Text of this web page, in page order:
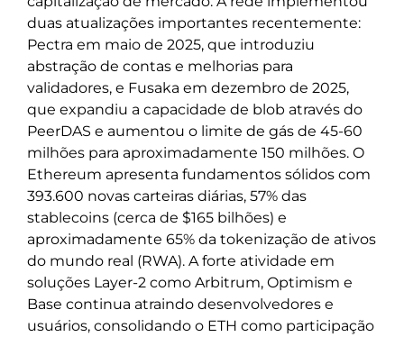
duas atualizações importantes recentemente:
Pectra em maio de 2025, que introduziu
abstração de contas e melhorias para
validadores, e Fusaka em dezembro de 2025,
que expandiu a capacidade de blob através do
PeerDAS e aumentou o limite de gás de 45-60
milhões para aproximadamente 150 milhões. O
Ethereum apresenta fundamentos sólidos com
393.600 novas carteiras diárias, 57% das
stablecoins (cerca de $165 bilhões) e
aproximadamente 65% da tokenização de ativos
do mundo real (RWA). A forte atividade em
soluções Layer-2 como Arbitrum, Optimism e
Base continua atraindo desenvolvedores e
usuários, consolidando o ETH como participação